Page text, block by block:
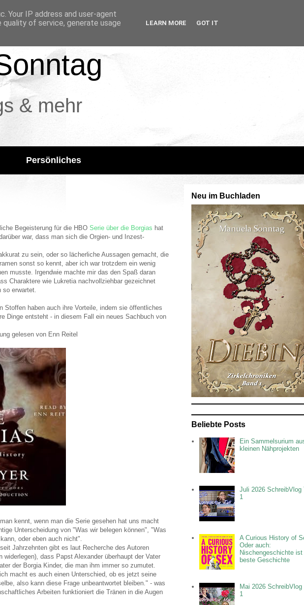
& mehr
Persönliches
Begeisterung für die HBO Serie über die Borgias hat
war, dass man sich die Orgien- und Inzest-
zu sein, oder so lächerliche Aussagen gemacht, die
sonst so kennt, aber ich war trotzdem ein wenig
musste. Irgendwie machte mir das den Spaß daran
Charaktere wie Lukretia nachvollziehbar gezeichnet
so erwartet.
Stoffen haben auch ihre Vorteile, indem sie öffentliches
Dinge entsteht - in diesem Fall ein neues Sachbuch von
gelesen von Enn Reitel
kennt, wenn man die Serie gesehen hat uns macht
Unterscheidung von "Was wir belegen können", "Was
oder eben auch nicht".
Jahrzehnten gibt es laut Recherche des Autoren
dass Papst Alexander überhaupt der Vater
der Borgia Kinder, die man ihm immer so zumutet.
macht es auch einen Unterschied, ob es jetzt seine
also kann diese Frage unbeantwortet bleiben." - was
Arbeiten funktioniert die Tränen in die Augen
Neu im Buchladen
Beliebte Posts
Ein Sammelsurium
kleinen Nähprojekten
Juli 2026 SchreibVlog
1
A Curious History of
Oder auch:
Nischengeschichte ist
beste Geschichte
Mai 2026 SchreibVlog
1
Your IP address and user-agent
of service, generate usage
LEARN MORE GOT IT